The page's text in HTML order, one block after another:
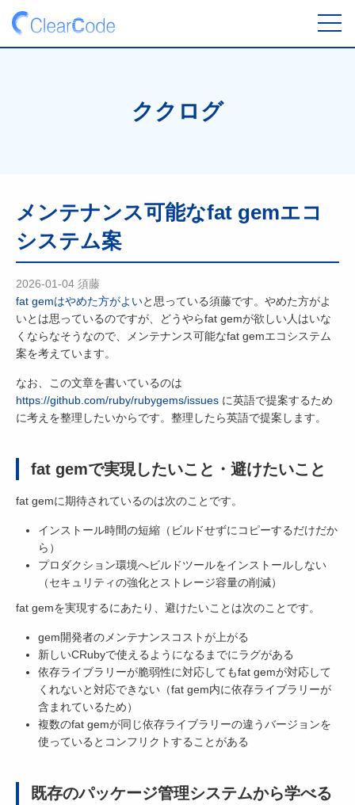
ククログ
メンテナンス可能なfat gemエコ
システム案
2026-01-04 須藤
fat gemはやめた方がよいと思っている須藤です。やめた方がよ
いとは思っているのですが、どうやらfat gemが欲しい人はいな
くならなそうなので、メンテナンス可能なfat gemエコシステム
案を考えています。
なお、この文章を書いているのは
https://github.com/ruby/rubygems/issues に英語で提案するため
に考えを整理したいからです。整理したら英語で提案します。
fat gemで実現したいこと・避けたいこと
fat gemに期待されているのは次のことです。
インストール時間の短縮（ビルドせずにコピーするだけだか
ら）
プロダクション環境へビルドツールをインストールしない
（セキュリティの強化とストレージ容量の削減）
fat gemを実現するにあたり、避けたいことは次のことです。
gem開発者のメンテナンスコストが上がる
新しいCRubyで使えるようになるまでにラグがある
依存ライブラリーが脆弱性に対応してもfat gemが対応して
くれないと対応できない（fat gem内に依存ライブラリーが
含まれているため）
複数のfat gemが同じ依存ライブラリーの違うバージョンを
使っているとコンフリクトすることがある
既存のパッケージ管理システムから学べる